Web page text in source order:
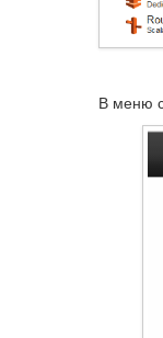
В меню